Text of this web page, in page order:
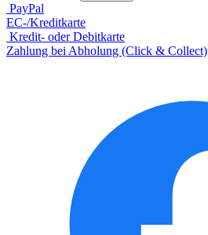
PayPal
EC-/Kreditkarte
Kredit- oder Debitkarte
Zahlung bei Abholung (Click & Collect)